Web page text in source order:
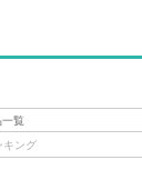
覧
キング